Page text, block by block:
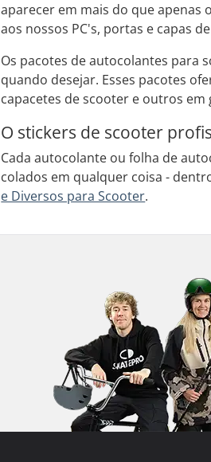
aparecer em mais do que
aos nossos PC's, portas e capas
Os pacotes de autocolantes para
quando desejar. Esses pacotes
capacetes de scooter e outros
O stickers de scooter
Cada autocolante ou folha de
colados em qualquer coisa -
e Diversos para Scooter.